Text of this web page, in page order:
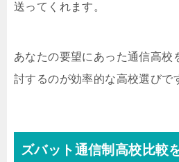
送ってくれます。
あなたの要望にあった通信高校
討するのが効率的な高校選びで
ズバット通信制高校比較